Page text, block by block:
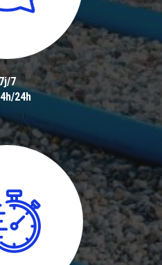
7
24h